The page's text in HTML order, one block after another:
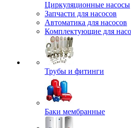
Циркуляционные насосы
Запчасти для насосов
Автоматика для насосов
Комплектующие для
Трубы и фитинги
Баки мембранные